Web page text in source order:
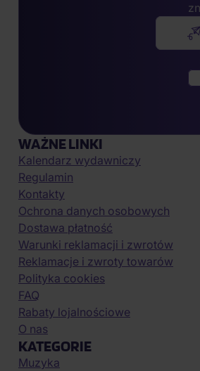
WAŻNE LINKI
Kalendarz wydawniczy
Regulamin
Kontakty
Ochrona danych osobowych
Dostawa płatność
Warunki reklamacji i zwrotów
Reklamacje i zwroty towarów
Polityka cookies
FAQ
Rabaty lojalnościowe
O nas
KATEGORIE
Muzyka